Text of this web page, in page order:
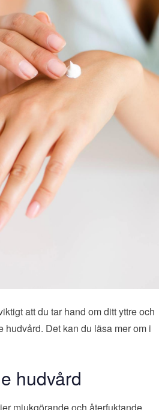
att du tar hand om ditt yttre och
hudvård. Det kan du läsa mer om i
hudvård
mjukgörande och återfuktande